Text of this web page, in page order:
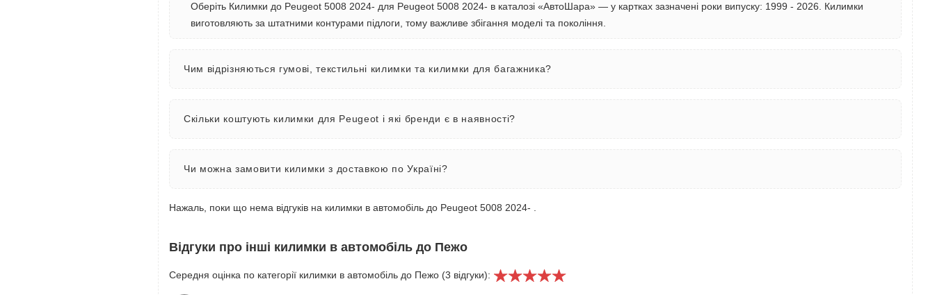
Оберіть Килимки до Peugeot 5008 2024- для Peugeot 5008 2024- в каталозі «АвтоШара» — у картках зазначені роки випуску: 1999 - 2026. Килимки
виготовляють за штатними контурами підлоги, тому важливе збігання моделі та покоління.
Чим відрізняються гумові, текстильні килимки та килимки для багажника?
Скільки коштують килимки для Peugeot і які бренди є в наявності?
Чи можна замовити килимки з доставкою по Україні?
Нажаль, поки що нема відгуків на килимки в автомобіль до Peugeot 5008 2024- .
Відгуки про інші килимки в автомобіль до Пежо
Середня оцінка по категорії килимки в автомобіль до Пежо (3 відгуки):